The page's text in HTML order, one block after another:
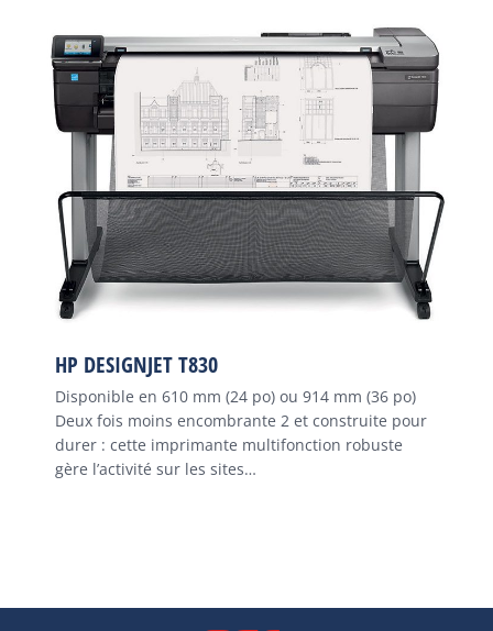
HP DESIGNJET T830
Disponible en 610 mm (24 po) ou 914 mm (36 po)
Deux fois moins encombrante 2 et construite pour
durer : cette imprimante multifonction robuste
gère l’activité sur les sites…